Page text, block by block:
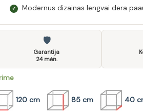
✓ Modernus dizainas lengvai dera
🛡
Garantija
24 mėn.
120 cm 85 cm 40